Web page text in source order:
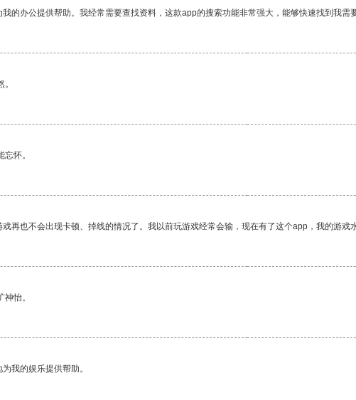
的办公提供帮助。我经常需要查找资料，这款app的搜索功能非常强大，能够快速找到我需
怀。
再也不会出现卡顿、掉线的情况了。我以前玩游戏经常会输，现在有了这个app，我的游戏
怡。
我的娱乐提供帮助。